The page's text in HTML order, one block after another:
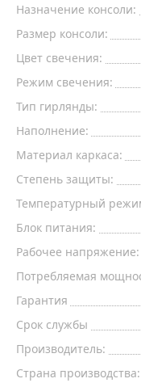
Назначение консоли:
Размер консоли:
Цвет свечения:
Режим свечения:
Тип гирлянды:
Наполнение:
Материал каркаса:
Степень защиты:
Температурный
Блок питания:
Рабочее напряжение:
Потребляемая
Гарантия
Срок службы
Производитель:
Страна производства: